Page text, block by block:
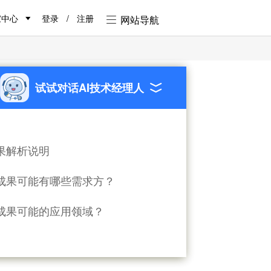
登录 / 注册 网站导航
心
储能
试试对话AI技术经理人
解析说明
果可能有哪些需求方？
果可能的应用领域？